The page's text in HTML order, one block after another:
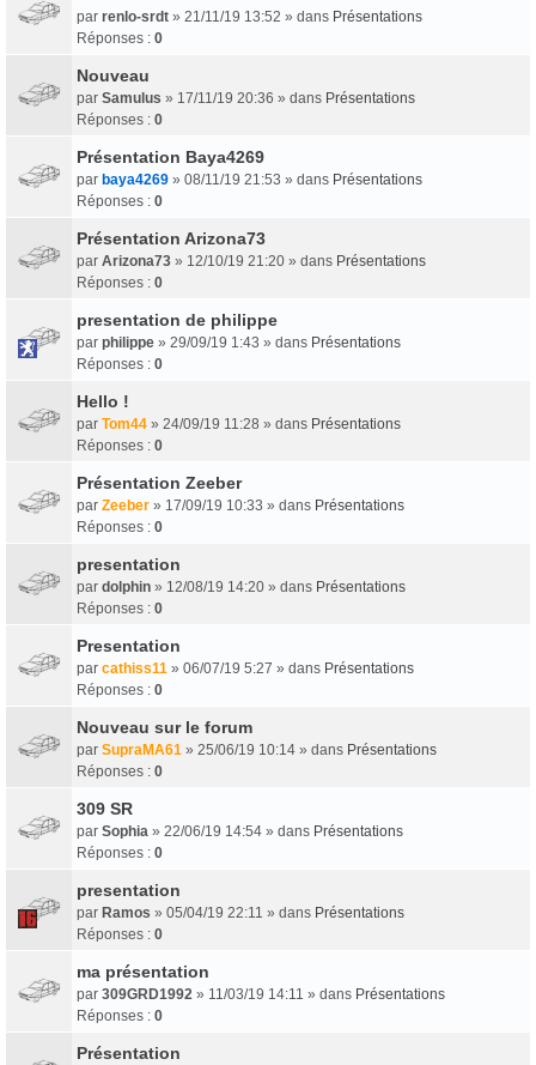
par renlo-srdt » 21/11/19 13:52 » dans Présentations
Réponses : 0
Nouveau
par Samulus » 17/11/19 20:36 » dans Présentations
Réponses : 0
Présentation Baya4269
par baya4269 » 08/11/19 21:53 » dans Présentations
Réponses : 0
Présentation Arizona73
par Arizona73 » 12/10/19 21:20 » dans Présentations
Réponses : 0
presentation de philippe
par philippe » 29/09/19 1:43 » dans Présentations
Réponses : 0
Hello !
par Tom44 » 24/09/19 11:28 » dans Présentations
Réponses : 0
Présentation Zeeber
par Zeeber » 17/09/19 10:33 » dans Présentations
Réponses : 0
presentation
par dolphin » 12/08/19 14:20 » dans Présentations
Réponses : 0
Presentation
par cathiss11 » 06/07/19 5:27 » dans Présentations
Réponses : 0
Nouveau sur le forum
par SupraMA61 » 25/06/19 10:14 » dans Présentations
Réponses : 0
309 SR
par Sophia » 22/06/19 14:54 » dans Présentations
Réponses : 0
presentation
par Ramos » 05/04/19 22:11 » dans Présentations
Réponses : 0
ma présentation
par 309GRD1992 » 11/03/19 14:11 » dans Présentations
Réponses : 0
Présentation